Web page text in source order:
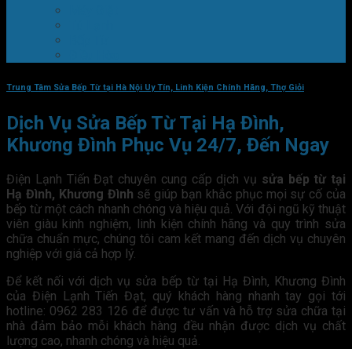
Trung Tâm Sửa Bếp Từ tại Hà Nội Uy Tín, Linh Kiện Chính Hãng, Thợ Giỏi
Dịch Vụ Sửa Bếp Từ Tại Hạ Đình,
Khương Đình Phục Vụ 24/7, Đến Ngay
Điện Lạnh Tiến Đạt chuyên cung cấp dịch vụ sửa bếp từ tại
Hạ Đình, Khương Đình sẽ giúp bạn khắc phục mọi sự cố của
bếp từ một cách nhanh chóng và hiệu quả. Với đội ngũ kỹ thuật
viên giàu kinh nghiệm, linh kiện chính hãng và quy trình sửa
chữa chuẩn mực, chúng tôi cam kết mang đến dịch vụ chuyên
nghiệp với giá cả hợp lý.
Để kết nối với dịch vụ sửa bếp từ tại Hạ Đình, Khương Đình
của Điện Lạnh Tiến Đạt, quý khách hàng nhanh tay gọi tới
hotline: 0962 283 126 để được tư vấn và hỗ trợ sửa chữa tại
nhà đảm bảo mỗi khách hàng đều nhận được dịch vụ chất
lượng cao, nhanh chóng và hiệu quả.